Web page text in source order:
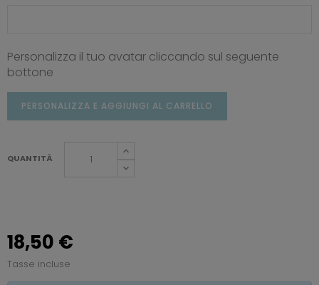
Personalizza il tuo avatar cliccando sul seguente
bottone
PERSONALIZZA E AGGIUNGI AL CARRELLO
QUANTITÀ
18,50 €
Tasse incluse